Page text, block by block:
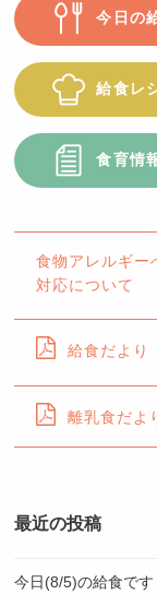
今日の
給食レ
食育情
食物アレルギー
対応について
給食だより
離乳食だよ
最近の投稿
今日(8/5)の給食です